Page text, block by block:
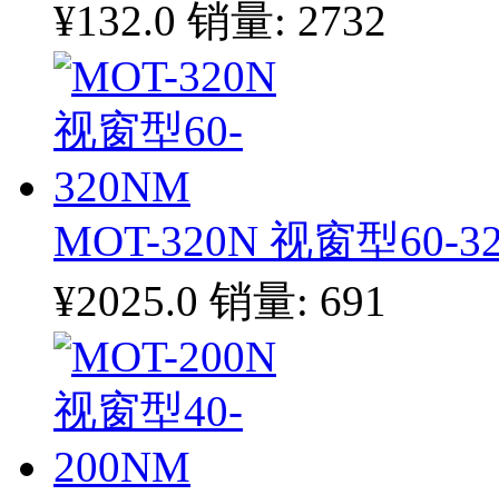
¥132.0 销量: 2732
MOT-320N 视窗型60-
¥2025.0 销量: 691